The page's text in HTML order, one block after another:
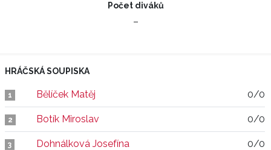
Počet diváků
–
HRÁČSKÁ SOUPISKA
1 Bělíček Matěj 0/0
2 Botík Miroslav 0/0
3 Dohnálková Josefína 0/0